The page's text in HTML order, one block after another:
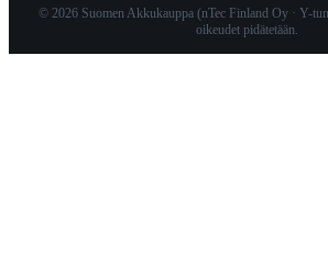
© 2026 Suomen Akkukauppa (nTec Finland Oy · Y-
oikeudet pidätetään.